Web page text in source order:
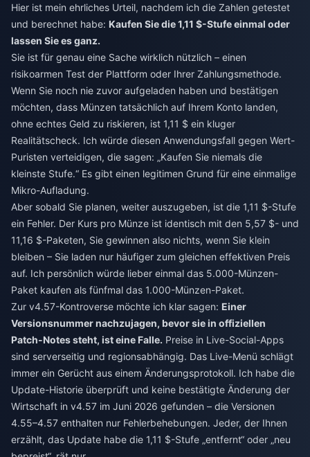
Hier ist mein ehrliches Urteil, nachdem ich die Zahlen getestet
und berechnet habe: Kaufen Sie die 1,11 $-Stufe einmal oder
lassen Sie es ganz.
Sie ist für genau eine Sache wirklich nützlich – einen
risikoarmen Test der Plattform oder Ihrer Zahlungsmethode.
Wenn Sie noch nie zuvor aufgeladen haben und bestätigen
möchten, dass Münzen tatsächlich auf Ihrem Konto landen,
ohne echtes Geld zu riskieren, ist 1,11 $ ein kluger
Realitätscheck. Ich würde diesen Anwendungsfall gegen Wert-
Puristen verteidigen, die sagen: „Kaufen Sie niemals die
kleinste Stufe.“ Es gibt einen legitimen Grund für eine einmalige
Mikro-Aufladung.
Aber sobald Sie planen, weiter auszugeben, ist die 1,11 $-Stufe
ein Fehler. Der Kurs pro Münze ist identisch mit den 5,57 $- und
11,16 $-Paketen, Sie gewinnen also nichts, wenn Sie klein
bleiben – Sie laden nur häufiger zum gleichen effektiven Preis
auf. Ich persönlich würde lieber einmal das 5.000-Münzen-
Paket kaufen als fünfmal das 1.000-Münzen-Paket.
Zur v4.57-Kontroverse möchte ich klar sagen: Einer
Versionsnummer nachzujagen, bevor sie in offiziellen
Patch-Notes steht, ist eine Falle. Preise in Live-Social-Apps
sind serverseitig und regionsabhängig. Das Live-Menü schlägt
immer ein Gerücht aus einem Änderungsprotokoll. Ich habe die
Update-Historie überprüft und keine bestätigte Änderung der
Wirtschaft in v4.57 im Juni 2026 gefunden – die Versionen
4.55–4.57 enthalten nur Fehlerbehebungen. Jeder, der Ihnen
erzählt, das Update habe die 1,11 $-Stufe „entfernt“ oder „neu